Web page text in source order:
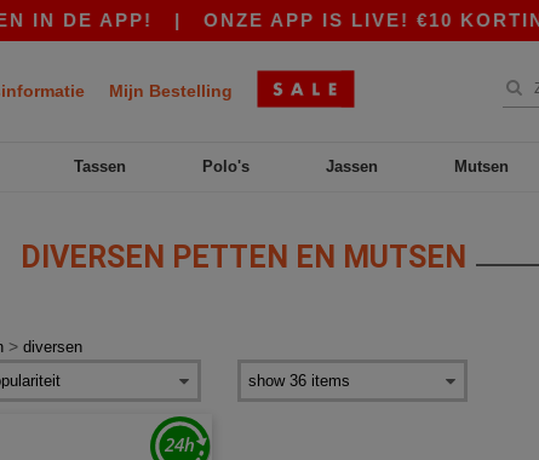
IN DE APP!| ONZE APP IS LIVE! €10
Mijn Bestelling
Tassen Polo's Jassen Mutsen
DIVERSEN PETTEN EN MUTSEN
> diversen